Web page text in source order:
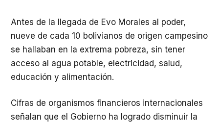
Antes de la llegada de Evo Morales al poder,
nueve de cada 10 bolivianos de origen campesino
se hallaban en la extrema pobreza, sin tener
acceso al agua potable, electricidad, salud,
educación y alimentación.
Cifras de organismos financieros internacionales
señalan que el Gobierno ha logrado disminuir la